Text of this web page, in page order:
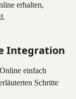
erhalten,
Integration
einfach
Schritte